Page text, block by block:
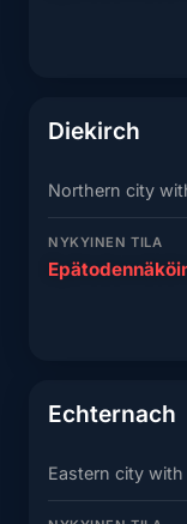
Diekirch
Northern city
NYKYINEN TILA
Echternach
Eastern city